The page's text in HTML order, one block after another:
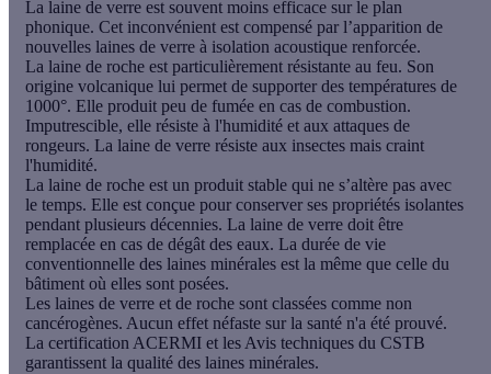
La laine de verre est souvent moins efficace sur le plan
phonique. Cet inconvénient est compensé par l’apparition de
nouvelles laines de verre à isolation acoustique renforcée.
La laine de roche est particulièrement résistante au feu. Son
origine volcanique lui permet de supporter des températures de
1000°. Elle produit peu de fumée en cas de combustion.
Imputrescible, elle résiste à l'humidité et aux attaques de
rongeurs. La laine de verre résiste aux insectes mais craint
l'humidité.
La laine de roche est un produit stable qui ne s’altère pas avec
le temps. Elle est conçue pour conserver ses propriétés isolantes
pendant plusieurs décennies. La laine de verre doit être
remplacée en cas de dégât des eaux. La durée de vie
conventionnelle des laines minérales est la même que celle du
bâtiment où elles sont posées.
Les laines de verre et de roche sont classées comme non
cancérogènes. Aucun effet néfaste sur la santé n'a été prouvé.
La certification ACERMI et les Avis techniques du CSTB
garantissent la qualité des laines minérales.